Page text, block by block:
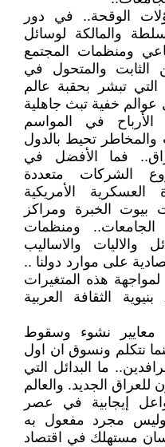
الوقحة.. في دور
والمالكة لوسائل
ومنظمات المجتمع
الثابت والمتحول في
التي تبشر بحقبة عالم
عوالم خفية تبث جاهلية
في المواسم
والمخاطر تحيط بالدول
فما الأفضل في
الشركات متعددة
الأمريكية
بيوت الخبرة ومراكز
الجامعات.. ومنظمات
والاليات والاساليب
على موارد دولنا ..
هذه المتغيرات
الثقافة العربية
معايير نشوء وسقوط
نتكلم ونسوق ان اول
ما البدائل التي
للعراق الجديد. والعالم
إيجابية في عصر
وليس مجرد مفعول به
مستهلك في اقتصاد